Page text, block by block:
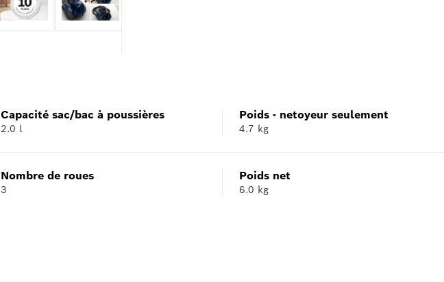
Capacité sac/bac à poussières
2.0 l
Poids - netoyeur seulement
4.7 kg
Nombre de roues
3
Poids net
6.0 kg